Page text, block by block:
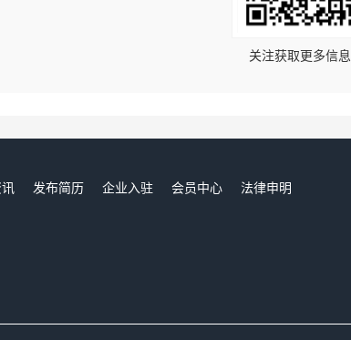
关注获取更多信息
发布简历 企业入驻 会员中心
法律申明